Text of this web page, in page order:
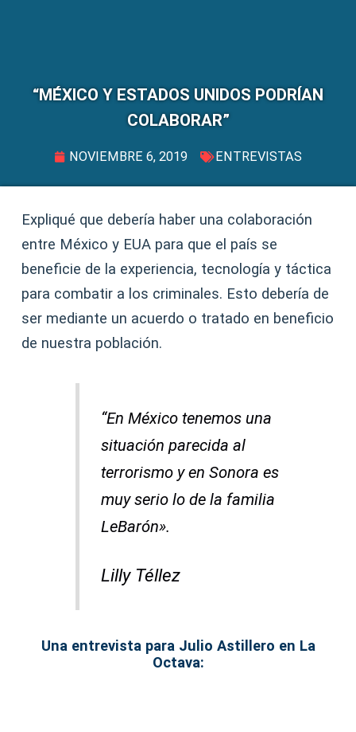
“MÉXICO Y ESTADOS UNIDOS PODRÍAN
COLABORAR”
NOVIEMBRE 6, 2019 ENTREVISTAS
Expliqué que debería haber una colaboración
entre México y EUA para que el país se
beneficie de la experiencia, tecnología y táctica
para combatir a los criminales. Esto debería de
ser mediante un acuerdo o tratado en beneficio
de nuestra población.
“En México tenemos una
situación parecida al
terrorismo y en Sonora es
muy serio lo de la familia
LeBarón».
Lilly Téllez
Una entrevista para Julio Astillero en La
Octava: